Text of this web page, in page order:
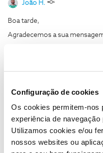
Configuração de cookies
Os cookies permitem-nos
experiência de
Utilizamos cookies e/ou
nossos websites ou
João H.
Boa tarde,
Agradecemos a sua
Ajude a comunidade a
como "Melhor Resposta" e
Siga os perfis da moderação,
sempre a par das ultimas
1 pessoa gostou